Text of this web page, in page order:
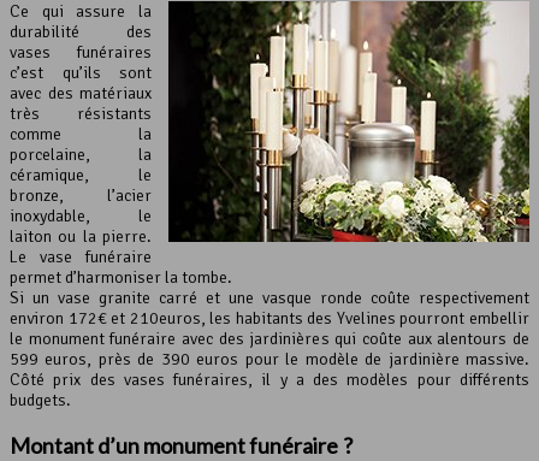
Ce qui assure la
durabilité des
vases funéraires
c’est qu’ils sont
avec des matériaux
très résistants
comme la
porcelaine, la
céramique, le
bronze, l’acier
inoxydable, le
laiton ou la pierre.
Le vase funéraire
permet d’harmoniser la tombe.
Si un vase granite carré et une vasque ronde coûte respectivement
environ 172€ et 210euros, les habitants des Yvelines pourront embellir
le monument funéraire avec des jardinières qui coûte aux alentours de
599 euros, près de 390 euros pour le modèle de jardinière massive.
Côté prix des vases funéraires, il y a des modèles pour différents
budgets.
Montant d’unmonument funéraire ?